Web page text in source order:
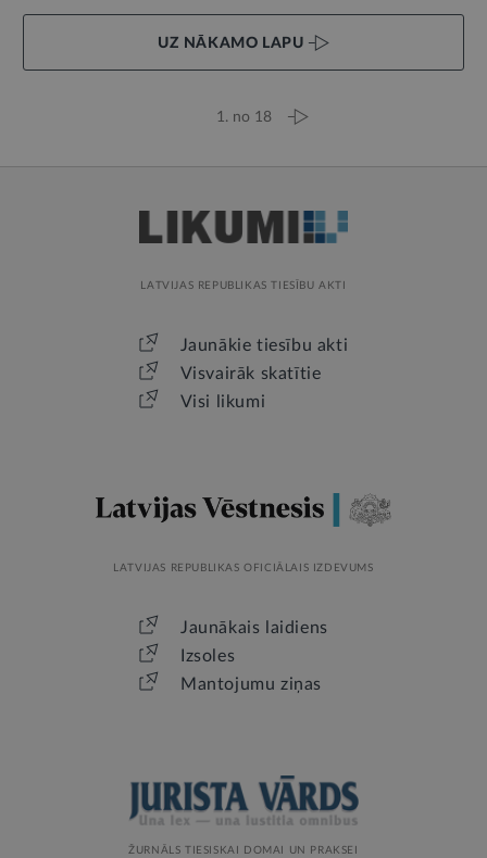
UZ NĀKAMO LAPU
1. no 18
LATVIJAS REPUBLIKAS TIESĪBU AKTI
Jaunākie tiesību akti
Visvairāk skatītie
Visi likumi
LATVIJAS REPUBLIKAS OFICIĀLAIS IZDEVUMS
Jaunākais laidiens
Izsoles
Mantojumu ziņas
ŽURNĀLS TIESISKAI DOMAI UN PRAKSEI